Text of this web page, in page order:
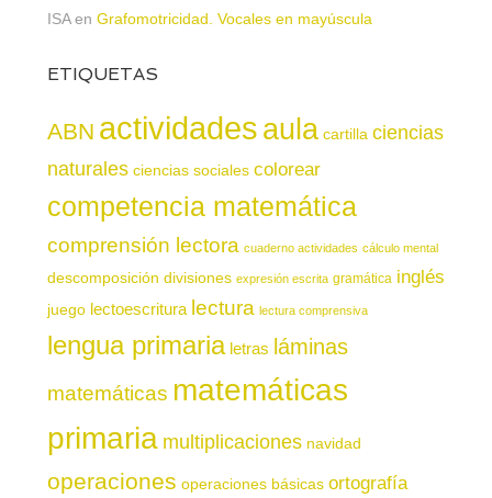
ISAen Grafomotricidad. Vocales en mayúscula
ETIQUETAS
ABN actividadesaula cartilla ciencias
naturales ciencias sociales colorear
competencia matemática
comprensión lectora cuaderno actividades cálculo mental
descomposición divisiones expresión escrita gramática inglés
juego lectoescritura lectura lectura comprensiva
lengua primaria letras láminas
matemáticas matemáticas
primaria multiplicaciones navidad
operaciones operaciones básicas ortografía